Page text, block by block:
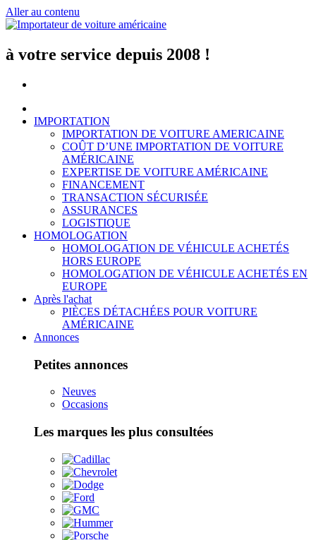
Aller au contenu
à votre service depuis 2008 !
IMPORTATION
IMPORTATION DE VOITURE AMERICAINE
COÛT D’UNE IMPORTATION DE VOITURE
AMÉRICAINE
EXPERTISE DE VOITURE AMÉRICAINE
FINANCEMENT
TRANSACTION SÉCURISÉE
ASSURANCES
LOGISTIQUE
HOMOLOGATION
HOMOLOGATION DE VÉHICULE ACHETÉS
HORS EUROPE
HOMOLOGATION DE VÉHICULE ACHETÉS EN
EUROPE
Après l'achat
PIÈCES DÉTACHÉES POUR VOITURE
AMÉRICAINE
Annonces
Petites annonces
Neuves
Occasions
Les marques les plus consultées